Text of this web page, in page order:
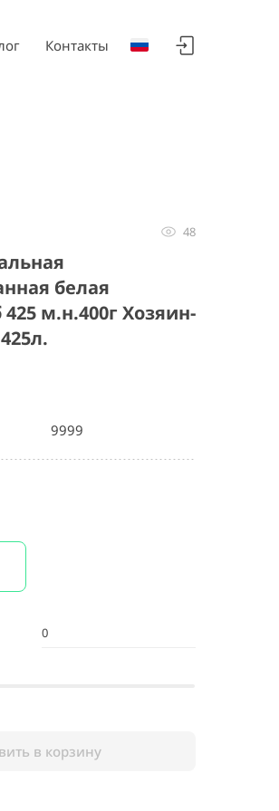
Контакты
48
белая
м.н.400г Хозяин-
9999
в корзину